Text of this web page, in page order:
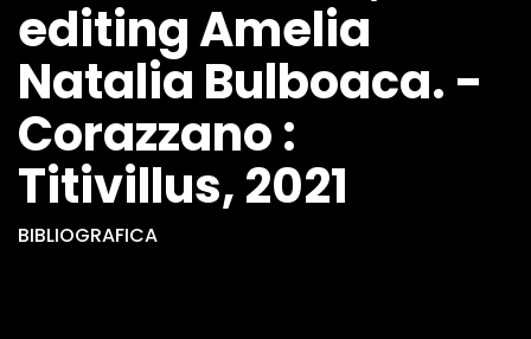
editing Amelia
Natalia Bulboaca. -
Corazzano :
Titivillus, 2021
BIBLIOGRAFICA